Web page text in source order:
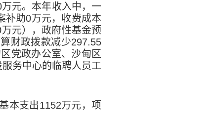
万元。本年收入中，一
补助0万元，收费成本
万元），政府性基金预
财政拨款减少297.55
党政办公室、沙甸区
务中心的临聘人员工
本支出1152万元，项